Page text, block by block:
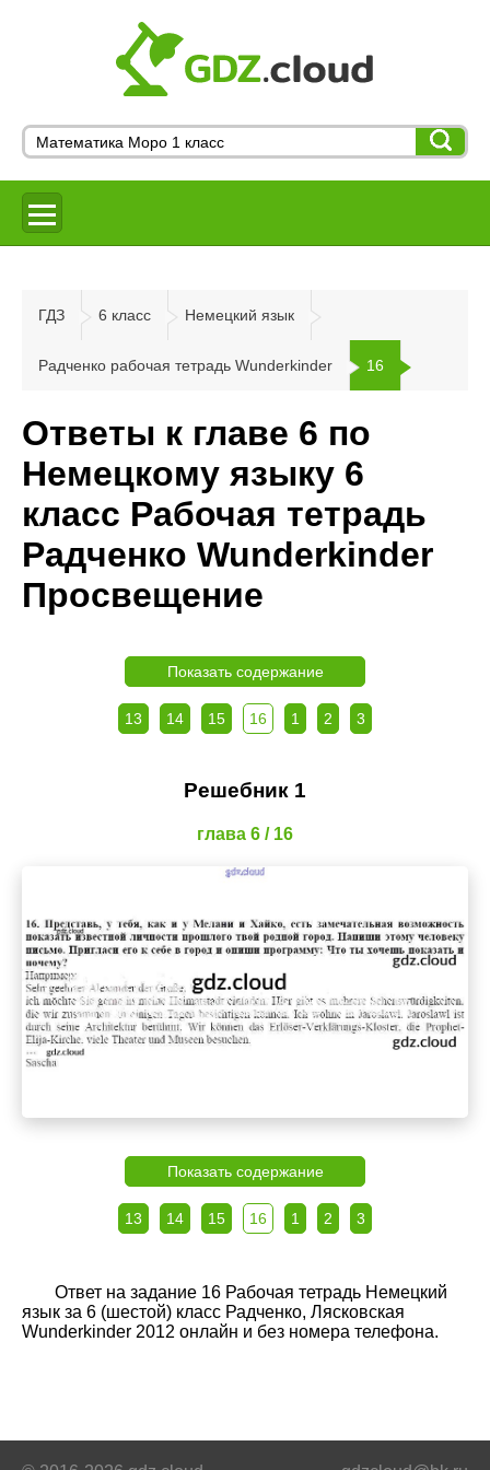
ГДЗ 6 класс Немецкий язык
Радченко рабочая тетрадь Wunderkinder 16
Ответы к главе 6 по
Немецкому языку 6
класс Рабочая тетрадь
Радченко Wunderkinder
Просвещение
Показать содержание
13 14 15 16 1 2 3
Решебник 1
глава 6 / 16
Показать содержание
13 14 15 16 1 2 3
Ответ на задание 16 Рабочая тетрадь Немецкий
язык за 6 (шестой) класс Радченко, Лясковская
Wunderkinder 2012 онлайн и без номера телефона.